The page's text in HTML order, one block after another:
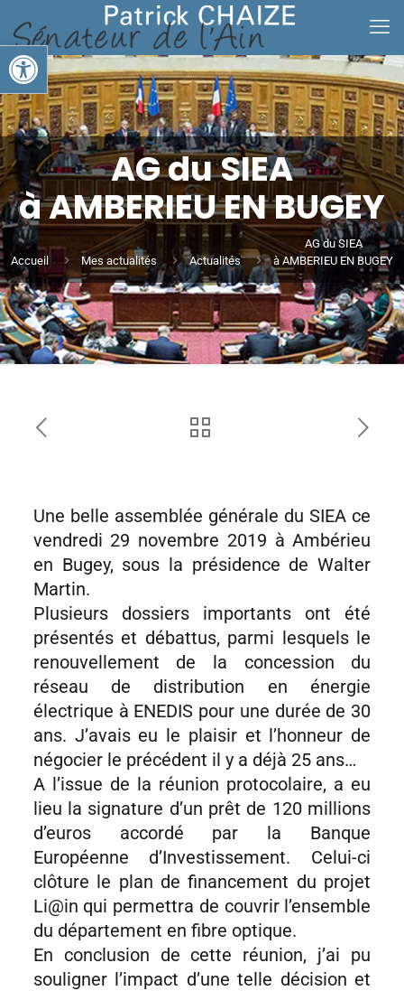
Ouvrir la barre d’outils
AG du SIEA
à AMBERIEU EN BUGEY
Accueil Mes actualités Actualités
AG du SIEA
à AMBERIEU EN BUGEY
Une belle assemblée générale du SIEA ce
vendredi 29 novembre 2019 à Ambérieu
en Bugey, sous la présidence de Walter
Martin.
Plusieurs dossiers importants ont été
présentés et débattus, parmi lesquels le
renouvellement de la concession du
réseau de distribution en énergie
électrique à ENEDIS pour une durée de 30
ans. J’avais eu le plaisir et l’honneur de
négocier le précédent il y a déjà 25 ans…
A l’issue de la réunion protocolaire, a eu
lieu la signature d’un prêt de 120 millions
d’euros accordé par la Banque
Européenne d’Investissement. Celui-ci
clôture le plan de financement du projet
Li@in qui permettra de couvrir l’ensemble
du département en fibre optique.
En conclusion de cette réunion, j’ai pu
souligner l’impact d’une telle décision et